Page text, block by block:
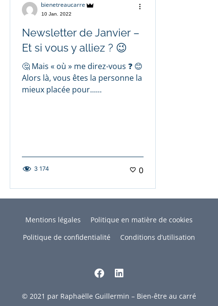
bienetreaucarre
10 Jan. 2022
Newsletter de Janvier –
Et si vous y alliez ? 😉
🤔 Mais « où » me direz-vous ❓ 😊
Alors là, vous êtes la personne la
mieux placée pour......
3 174 0
Mentions légales
Politique en matière de cookies
Politique de confidentialité
Conditions d’utilisation
© 2021 par Raphaëlle Guillermin – Bien-être au carré